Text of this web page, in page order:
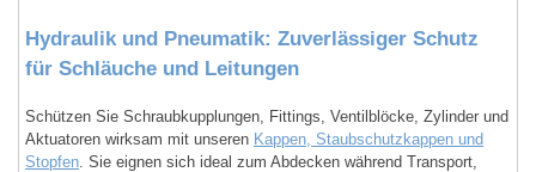
Hydraulik und Pneumatik: Zuverlässiger Schutz
für Schläuche und Leitungen
Schützen Sie Schraubkupplungen, Fittings, Ventilblöcke, Zylinder und
Aktuatoren wirksam mit unseren Kappen, Staubschutzkappen und
Stopfen . Sie eignen sich ideal zum Abdecken während Transport,